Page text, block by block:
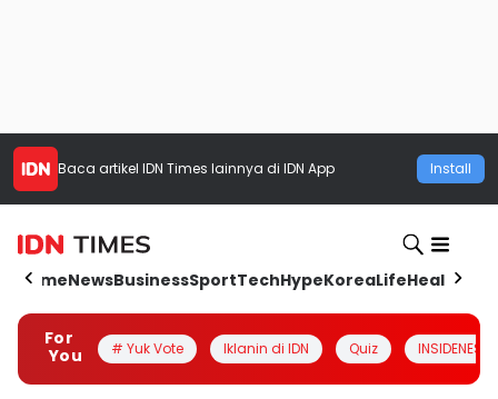
Baca artikel IDN Times lainnya di IDN App Install
HomeNewsBusinessSportTechHypeKoreaLifeHealth
For
You
# Yuk Vote Iklanin di IDN Quiz INSIDENESIA